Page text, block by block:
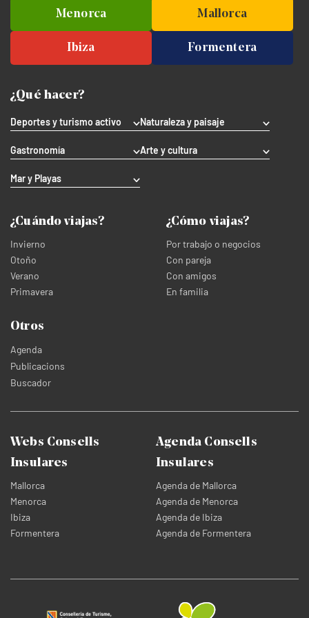
Menorca Mallorca
Ibiza Formentera
¿Qué hacer?
Deportes y turismo activo Naturaleza y paisaje
Gastronomía Arte y cultura
Mar y Playas
¿Cuándo viajas?
Invierno
Otoño
Verano
Primavera
¿Cómo viajas?
Por trabajo o negocios
Con pareja
Con amigos
En familia
Otros
Agenda
Publicacions
Buscador
Webs Consells
Insulares
Mallorca
Menorca
Ibiza
Formentera
Agenda Consells
Insulares
Agenda de Mallorca
Agenda de Menorca
Agenda de Ibiza
Agenda de Formentera